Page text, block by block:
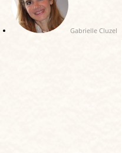
Gabrielle Cluzel